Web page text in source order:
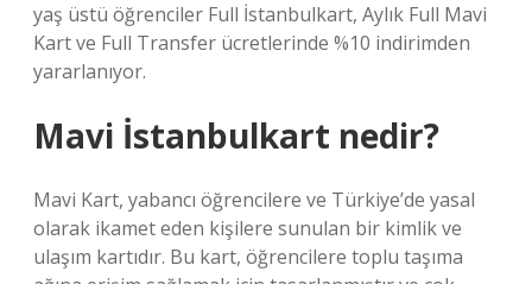
yaş üstü öğrenciler Full İstanbulkart, Aylık Full Mavi
Kart ve Full Transfer ücretlerinde %10 indirimden
yararlanıyor.
Mavi İstanbulkart nedir?
Mavi Kart, yabancı öğrencilere ve Türkiye’de yasal
olarak ikamet eden kişilere sunulan bir kimlik ve
ulaşım kartıdır. Bu kart, öğrencilere toplu taşıma